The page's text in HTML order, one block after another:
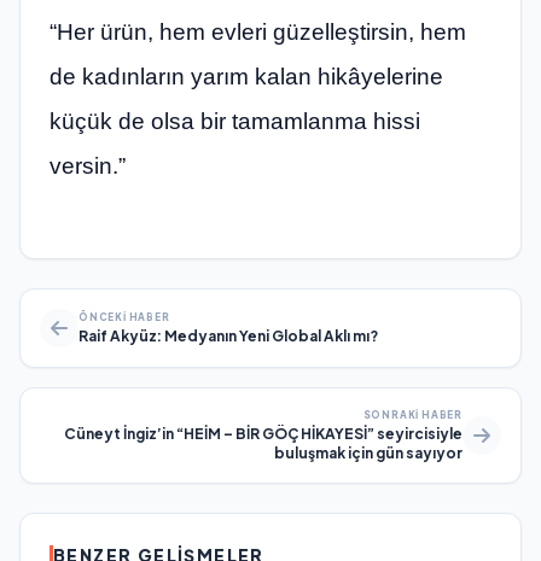
“Her ürün, hem evleri güzelleştirsin, hem
de kadınların yarım kalan hikâyelerine
küçük de olsa bir tamamlanma hissi
versin.”
ÖNCEKI HABER
Raif Akyüz: Medyanın Yeni Global Aklı mı?
SONRAKI HABER
Cüneyt İngiz’in “HEİM – BİR GÖÇ HİKAYESİ” seyircisiyle
buluşmak için gün sayıyor
BENZER GELIŞMELER